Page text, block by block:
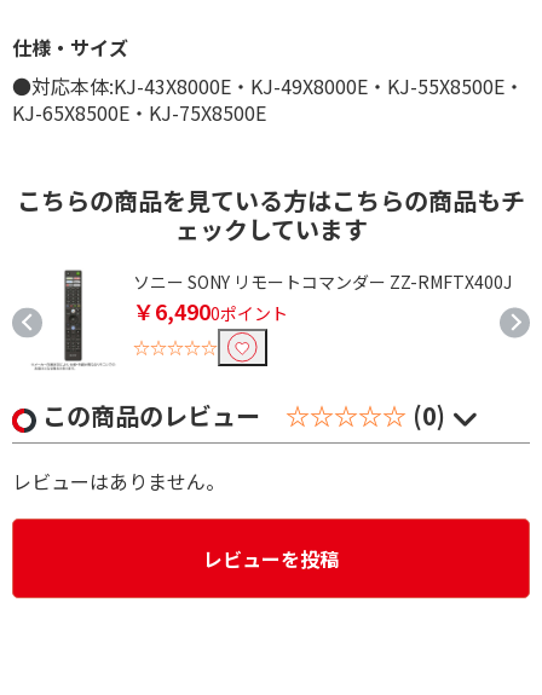
仕様・サイズ
●対応本体:KJ-43X8000E・KJ-49X8000E・KJ-55X8500E・
KJ-65X8500E・KJ-75X8500E
こちらの商品を見ている方はこちらの商品もチ
ェックしています
ソニー SONY リモートコマンダー ZZ-RMFTX400J
￥6,4900ポイント
☆☆☆☆☆
この商品のレビュー ☆☆☆☆☆ (0)
レビューはありません。
レビューを投稿